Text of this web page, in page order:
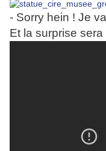
- Sorry hein ! Je
Et la surprise sera